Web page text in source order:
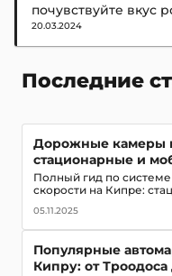
почувствуйте вкус
20.03.2024
Последние
Дорожные камеры
стационарные и
радары
Полный гид по
скорости на Кипре:
фургоны на трассах,
и как избежать
05.11.2025
Популярные
Кипру: от